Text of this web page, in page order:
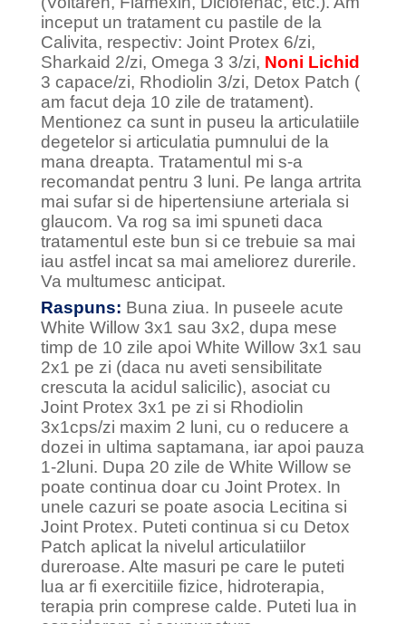
inceput un tratament cu pastile de la
Calivita, respectiv: Joint Protex 6/zi,
Sharkaid 2/zi, Omega 3 3/zi, Noni Lichid
3 capace/zi, Rhodiolin 3/zi, Detox Patch (
am facut deja 10 zile de tratament).
Mentionez ca sunt in puseu la articulatiile
degetelor si articulatia pumnului de la
mana dreapta. Tratamentul mi s-a
recomandat pentru 3 luni. Pe langa artrita
mai sufar si de hipertensiune arteriala si
glaucom. Va rog sa imi spuneti daca
tratamentul este bun si ce trebuie sa mai
iau astfel incat sa mai ameliorez durerile.
Va multumesc anticipat.
Raspuns: Buna ziua. In puseele acute
White Willow 3x1 sau 3x2, dupa mese
timp de 10 zile apoi White Willow 3x1 sau
2x1 pe zi (daca nu aveti sensibilitate
crescuta la acidul salicilic), asociat cu
Joint Protex 3x1 pe zi si Rhodiolin
3x1cps/zi maxim 2 luni, cu o reducere a
dozei in ultima saptamana, iar apoi pauza
1-2luni. Dupa 20 zile de White Willow se
poate continua doar cu Joint Protex. In
unele cazuri se poate asocia Lecitina si
Joint Protex. Puteti continua si cu Detox
Patch aplicat la nivelul articulatiilor
dureroase. Alte masuri pe care le puteti
lua ar fi exercitiile fizice, hidroterapia,
terapia prin comprese calde. Puteti lua in